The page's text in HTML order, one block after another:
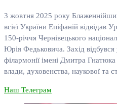
3 жовтня 2025 року
всієї України Епіфаній відвідав
150-річчя Чернівецького
Юрія Федьковича. Захід відбувся
філармонії імені Дмитра Гнатюка
влади, духовенства, наукової та
Наш Телеграм